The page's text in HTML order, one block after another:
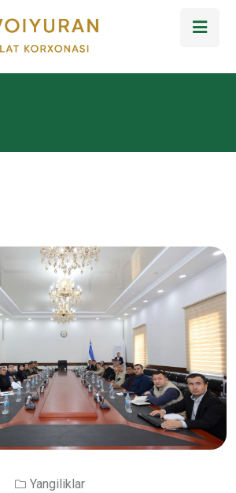
Yangiliklar